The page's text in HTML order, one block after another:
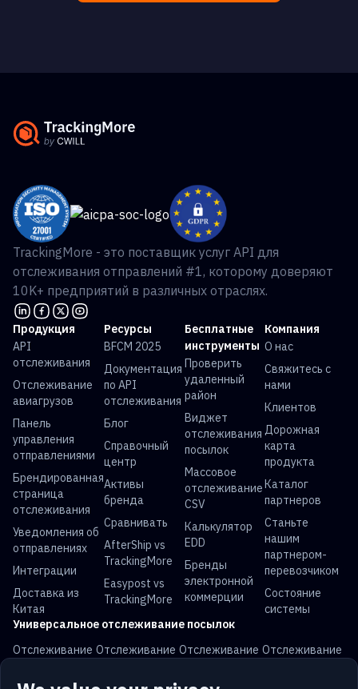
TrackingMore - это поставщик услуг API для
отслеживания отправлений #1, которому доверяют
10K+ предприятий в различных отраслях.
Продукция
API
отслеживания
Отслеживание
авиагрузов
Панель
управления
отправлениями
Брендированная
страница
отслеживания
Уведомления об
отправлениях
Интеграции
Доставка из
Китая
Ресурсы
BFCM 2025
Документация
по API
отслеживания
Блог
Справочный
центр
Активы
бренда
Сравнивать
AfterShip vs
TrackingMore
Easypost vs
TrackingMore
Бесплатные
инструменты
Проверить
удаленный
район
Виджет
отслеживания
посылок
Массовое
отслеживание
CSV
Калькулятор
EDD
Бренды
электронной
коммерции
Компания
О нас
Свяжитесь с
нами
Клиентов
Дорожная
карта
продукта
Каталог
партнеров
Станьте
нашим
партнером-
перевозчиком
Состояние
системы
Универсальное отслеживание посылок
Отслеживание Отслеживание Отслеживание Отслеживание